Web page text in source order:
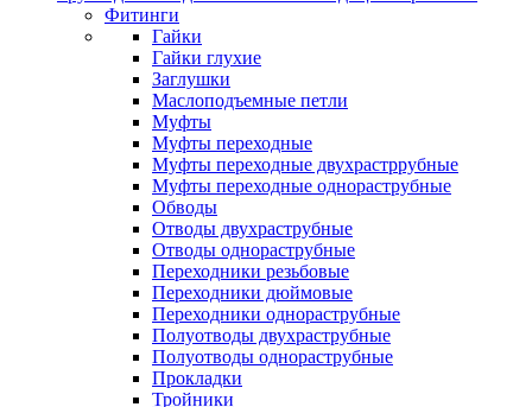
Фитинги
Гайки
Гайки глухие
Заглушки
Маслоподъемные петли
Муфты
Муфты переходные
Муфты переходные двухрастррубные
Муфты переходные однораструбные
Обводы
Отводы двухраструбные
Отводы однораструбные
Переходники резьбовые
Переходники дюймовые
Переходники однораструбные
Полуотводы двухраструбные
Полуотводы однораструбные
Прокладки
Тройники